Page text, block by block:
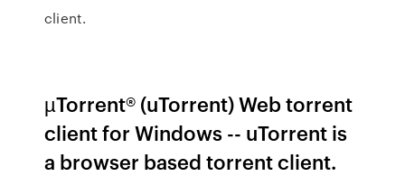
client.
µTorrent® (uTorrent) Web torrent
client for Windows -- uTorrent is
a browser based torrent client.